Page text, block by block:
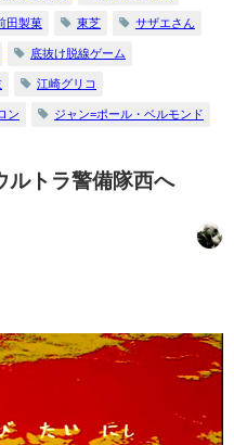
田製菓 東芝 サザエさん
底抜け脱線ゲーム
江崎グリコ
ン ジャン=ポール・ベルモンド
トラ警備隊西へ